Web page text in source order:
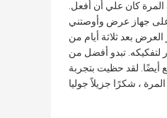
المرة كان علي أن أفعل.
على جهاز عرض وأوصتني
بعد ثلاثة أيام من
لتفكيكه. تبدو أفضل من
أيضًا. لقد حظيت بتجربة
، شكرًا جزيلاً جوليا